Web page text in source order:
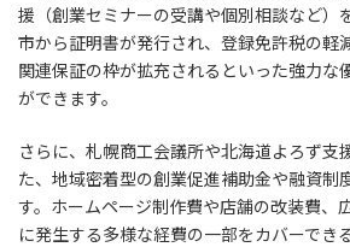
援（創業セミナーの受講や個別相談など）
市から証明書が発行され、登録免許税の軽
関連保証の枠が拡充されるといった強力な
ができます。
さらに、札幌商工会議所や北海道よろず支
た、地域密着型の創業促進補助金や融資制
す。ホームページ制作費や店舗の改装費、
に発生する多様な経費の一部をカバーでき